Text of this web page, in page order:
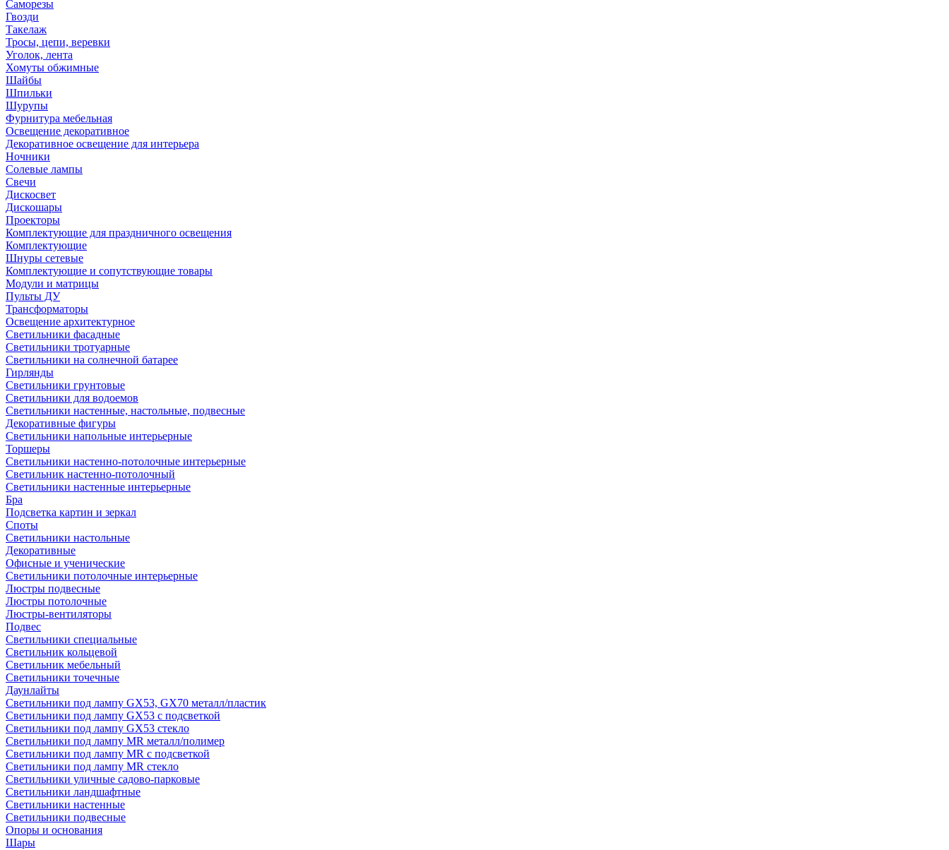
Саморезы
Гвозди
Такелаж
Тросы, цепи, веревки
Уголок, лента
Хомуты обжимные
Шайбы
Шпильки
Шурупы
Фурнитура мебельная
Освещение декоративное
Декоративное освещение для интерьера
Ночники
Солевые лампы
Свечи
Дискосвет
Дискошары
Проекторы
Комплектующие для праздничного освещения
Комплектующие
Шнуры сетевые
Комплектующие и сопутствующие товары
Модули и матрицы
Пульты ДУ
Трансформаторы
Освещение архитектурное
Светильники фасадные
Светильники тротуарные
Светильники на солнечной батарее
Гирлянды
Светильники грунтовые
Светильники для водоемов
Светильники настенные, настольные, подвесные
Декоративные фигуры
Светильники напольные интерьерные
Торшеры
Светильники настенно-потолочные интерьерные
Светильник настенно-потолочный
Светильники настенные интерьерные
Бра
Подсветка картин и зеркал
Споты
Светильники настольные
Декоративные
Офисные и ученические
Светильники потолочные интерьерные
Люстры подвесные
Люстры потолочные
Люстры-вентиляторы
Подвес
Светильники специальные
Светильник кольцевой
Светильник мебельный
Светильники точечные
Даунлайты
Светильники под лампу GX53, GX70 металл/пластик
Светильники под лампу GX53 с подсветкой
Светильники под лампу GX53 стекло
Светильники под лампу MR металл/полимер
Светильники под лампу MR с подсветкой
Светильники под лампу MR стекло
Светильники уличные садово-парковые
Светильники ландшафтные
Светильники настенные
Светильники подвесные
Опоры и основания
Шары